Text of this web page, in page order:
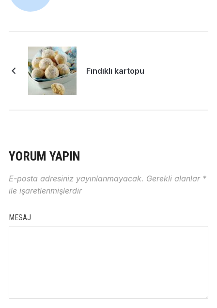
Fındıklı kartopu
YORUM YAPIN
E-posta adresiniz yayınlanmayacak. Gerekli alanlar *
ile işaretlenmişlerdir
MESAJ